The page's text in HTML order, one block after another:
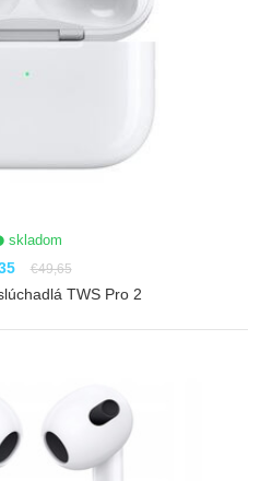
skladom
€49,65
TWS Pro 2